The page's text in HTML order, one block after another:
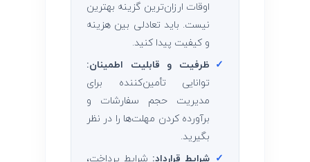
اوقات ارزان‌ترین گزینه بهترین
نیست. باید تعادلی بین هزینه
و کیفیت پیدا کنید.
✓ ظرفیت و قابلیت اطمینان:
توانایی تأمین‌کننده برای
مدیریت حجم سفارشات و
برآورده کردن مهلت‌ها را در نظر
بگیرید.
✓ شرایط قرارداد: شرایط پرداخت،